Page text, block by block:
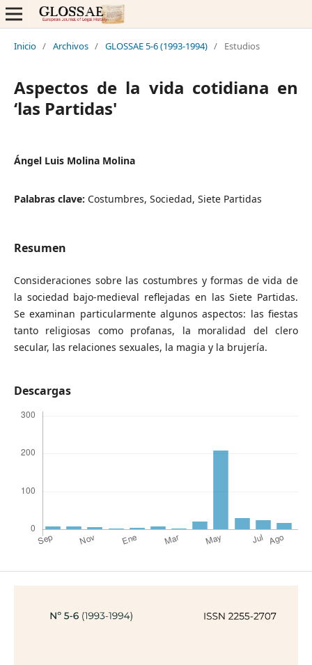
Inicio / Archivos / GLOSSAE 5-6 (1993-1994) / Estudios
Aspectos de la vida cotidiana en
‘las Partidas'
Ángel Luis Molina Molina
Palabras clave: Costumbres, Sociedad, Siete Partidas
Resumen
Consideraciones sobre las costumbres y formas de vida de
la sociedad bajo-medieval reflejadas en las Siete Partidas.
Se examinan particularmente algunos aspectos: las fiestas
tanto religiosas como profanas, la moralidad del clero
secular, las relaciones sexuales, la magia y la brujería.
Descargas